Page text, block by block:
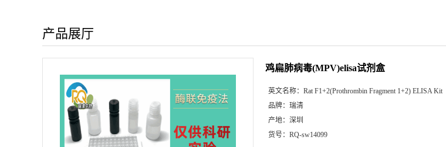
产品展厅
鸡扁肺病毒(MPV)elisa试剂盒
英文名称： Rat F1+2(Prothrombin Fragment 1+2) ELISA Kit
品牌： 瑞清
产地： 深圳
货号： RQ-sw14099